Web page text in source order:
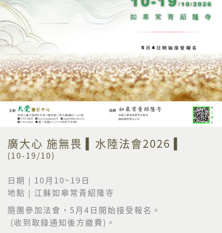
廣大心 施無畏 ▍水陸法會2026 ▍
(10-19/10)
日期 | 10月10~19日
地點 | 江蘇如皋常青紹隆寺
隨團參加法會，5月4日開始接受報名。
(收到取錄通知後方繳費)。